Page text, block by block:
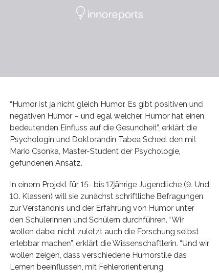
“Humor ist ja nicht gleich Humor. Es gibt positiven und
negativen Humor – und egal welcher, Humor hat einen
bedeutenden Einfluss auf die Gesundheit”, erklärt die
Psychologin und Doktorandin Tabea Scheel den mit
Mario Csonka, Master-Student der Psychologie,
gefundenen Ansatz.
In einem Projekt für 15- bis 17jährige Jugendliche (9. Und
10. Klassen) will sie zunächst schriftliche Befragungen
zur Verständnis und der Erfahrung von Humor unter
den Schülerinnen und Schülern durchführen. “Wir
wollen dabei nicht zuletzt auch die Forschung selbst
erlebbar machen”, erklärt die Wissenschaftlerin. “Und wir
wollen zeigen, dass verschiedene Humorstile das
Lernen beeinflussen, mit Fehlerorientierung